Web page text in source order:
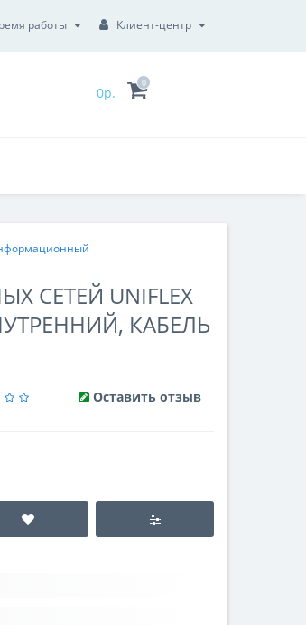
работы Клиент-центр
0р.
0
СЕТЕЙ UNIFLEX
КАБЕЛЬ
Оставить отзыв